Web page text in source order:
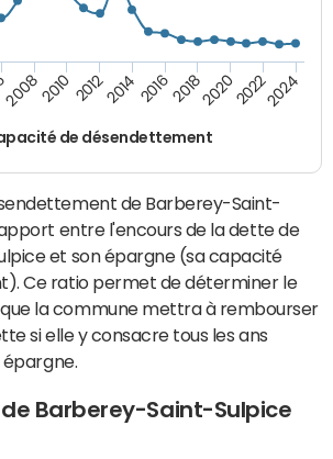
de désendettement
20082010 2012201420162018202020222024
de Barberey-Saint-
entre l'encours de la dette de
et son épargne (sa capacité
Ce ratio permet de déterminer le
la commune mettra à rembourser
si elle y consacre tous les ans
épargne.
Barberey-Saint-Sulpice